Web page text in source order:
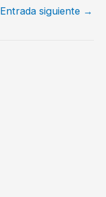
Entrada siguiente →